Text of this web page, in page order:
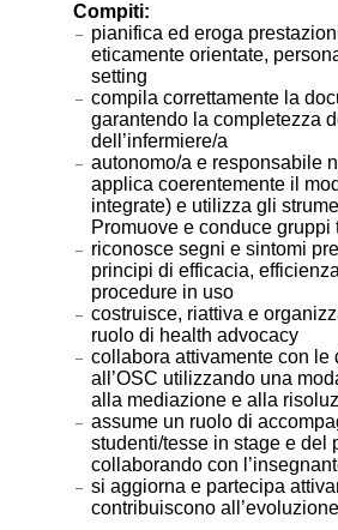
Compiti:
pianifica ed eroga
eticamente orientate,
setting
compila correttamente la
garantendo la completezza
dell’infermiere/a
autonomo/a e responsabile
applica coerentemente il
integrate) e utilizza gli
Promuove e conduce
riconosce segni e sintomi
principi di efficacia,
procedure in uso
costruisce, riattiva e
ruolo di health advocacy
collabora attivamente con
all’OSC utilizzando una
alla mediazione e alla
assume un ruolo di
studenti/tesse in stage e del
collaborando con
si aggiorna e partecipa
contribuiscono